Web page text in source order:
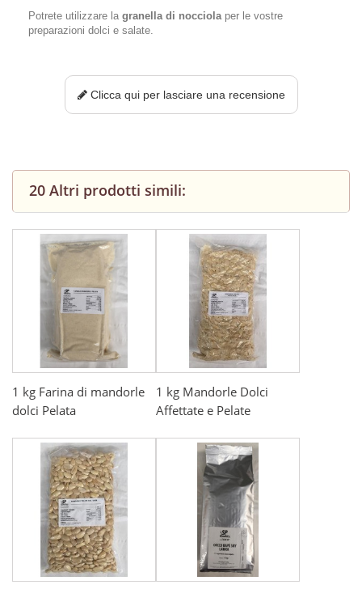
Potrete utilizzare la granella di nocciolaper le vostre
preparazioni dolci e salate.
Clicca qui per lasciare una recensione
20 Altri prodotti simili:
1 kg Farina di mandorle
dolci Pelata
1 kg Mandorle Dolci
Affettate e Pelate